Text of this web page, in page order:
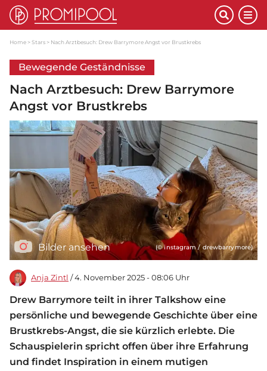
Home Stars Nach Arztbesuch: Drew Barrymore Angst vor Brustkrebs
Bewegende Geständnisse
Nach Arztbesuch: Drew Barrymore
Angst vor Brustkrebs
Bilder ansehen (© instagram / drewbarrymore)
Anja Zintl / 4. November 2025 - 08:06 Uhr
Drew Barrymore teilt in ihrer Talkshow eine
persönliche und bewegende Geschichte über eine
Brustkrebs-Angst, die sie kürzlich erlebte. Die
Schauspielerin spricht offen über ihre Erfahrung
und findet Inspiration in einem mutigen